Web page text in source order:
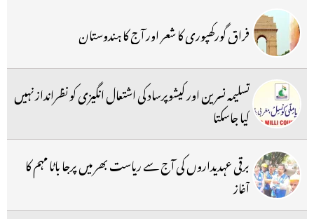
فراق گورکھپوری کا شعر اور آج کا ہندوستان
تسلیمہ نسرین اور کیشوپرساد کی اشتعال انگیزی کو نظرانداز نہیں
کیا جاسکتا
برقی عہدیداروں کی آج سے ریاست بھر میں پرجا باٹا مہم کا
آغاز